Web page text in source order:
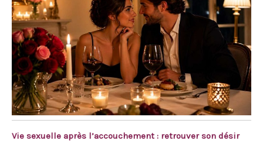
Vie sexuelle après l’accouchement : retrouver son désir